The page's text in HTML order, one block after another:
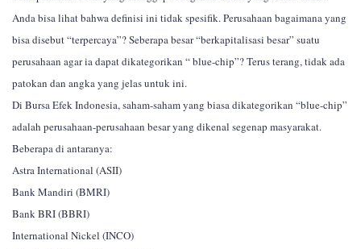
Anda bisa lihat bahwa definisi ini tidak spesifik. Perusahaan bagaimana yang
bisa disebut “terpercaya”? Seberapa besar “berkapitalisasi besar” suatu
perusahaan agar ia dapat dikategorikan “ blue-chip”? Terus terang, tidak ada
patokan dan angka yang jelas untuk ini.
Di Bursa Efek Indonesia, saham-saham yang biasa dikategorikan “blue-chip”
adalah perusahaan-perusahaan besar yang dikenal segenap masyarakat.
Beberapa di antaranya:
Astra International (ASII)
Bank Mandiri (BMRI)
Bank BRI (BBRI)
International Nickel (INCO)